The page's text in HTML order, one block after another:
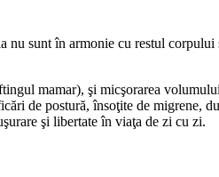
nu sunt în armonie cu restul corpului
mamar), şi micşorarea
de postură, însoţite de migrene,
şi libertate în viaţa de zi cu zi.